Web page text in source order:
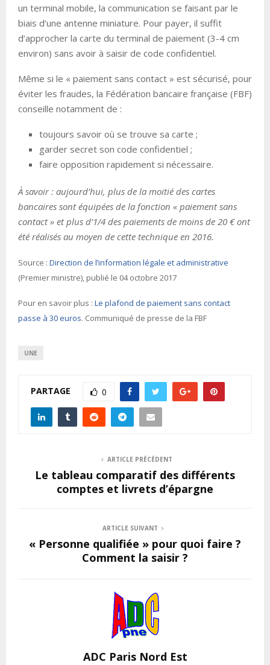
un terminal mobile, la communication se faisant par le
biais d’une antenne miniature. Pour payer, il suffit
d’approcher la carte du terminal de paiement (3-4 cm
environ) sans avoir à saisir de code confidentiel.
Même si le « paiement sans contact » est sécurisé, pour
éviter les fraudes, la Fédération bancaire française (FBF)
conseille notamment de :
toujours savoir où se trouve sa carte ;
garder secret son code confidentiel ;
faire opposition rapidement si nécessaire.
À savoir : aujourd’hui, plus de la moitié des cartes
bancaires sont équipées de la fonction « paiement sans
contact » et plus d’1/4 des paiements de moins de 20 € ont
été réalisés au moyen de cette technique en 2016.
Source : Direction de l’information légale et administrative
(Premier ministre), publié le 04 octobre 2017
Pour en savoir plus : Le plafond de paiement sans contact
passe à 30 euros. Communiqué de presse de la FBF
UNE
PARTAGE 0
ARTICLE PRÉCÉDENT
Le tableau comparatif des différents
comptes et livrets d’épargne
ARTICLE SUIVANT
« Personne qualifiée » pour quoi faire ?
Comment la saisir ?
ADC Paris Nord Est